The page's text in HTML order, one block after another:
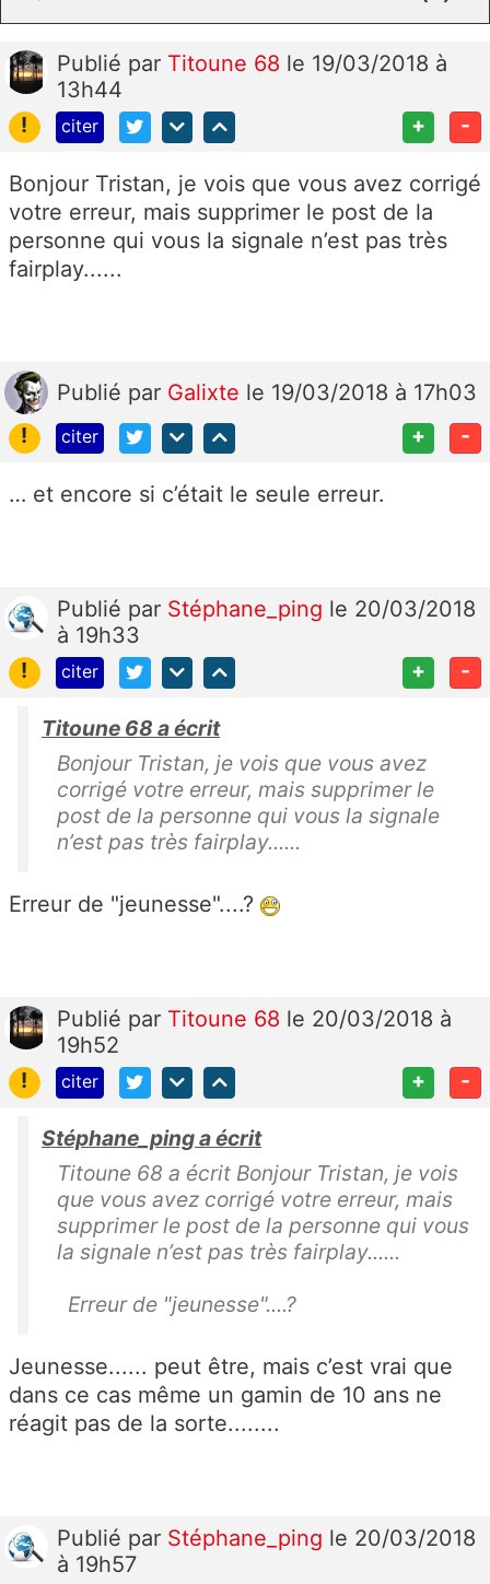
Publié par Titoune 68 le 19/03/2018 à
13h44
!
citer + -
Bonjour Tristan, je vois que vous avez corrigé
votre erreur, mais supprimer le post de la
personne qui vous la signale n’est pas très
fairplay......
Publié par Galixte le 19/03/2018 à 17h03
!
citer + -
… et encore si c’était le seule erreur.
Publié par Stéphane_ping le 20/03/2018
à 19h33
!
citer + -
Titoune 68 a écrit
Bonjour Tristan, je vois que vous avez
corrigé votre erreur, mais supprimer le
post de la personne qui vous la signale
n’est pas très fairplay......
Erreur de "jeunesse"....?
Publié par Titoune 68 le 20/03/2018 à
19h52
!
citer + -
Stéphane_ping a écrit
Titoune 68 a écrit Bonjour Tristan, je vois
que vous avez corrigé votre erreur, mais
supprimer le post de la personne qui vous
la signale n’est pas très fairplay......
Erreur de "jeunesse"....?
Jeunesse...... peut être, mais c’est vrai que
dans ce cas même un gamin de 10 ans ne
réagit pas de la sorte........
Publié par Stéphane_ping le 20/03/2018
à 19h57